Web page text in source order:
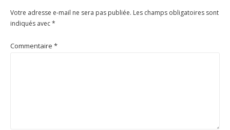
Votre adresse e-mail ne sera pas publiée. Les champs obligatoires sont
indiqués avec*
Commentaire *